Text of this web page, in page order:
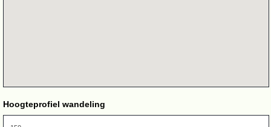
Hoogteprofiel wandeling